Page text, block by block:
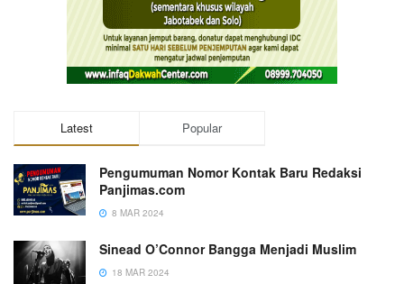
Latest Popular
Pengumuman Nomor Kontak Baru Redaksi
Panjimas.com
8 MAR 2024
Sinead O’Connor Bangga Menjadi Muslim
18 MAR 2024